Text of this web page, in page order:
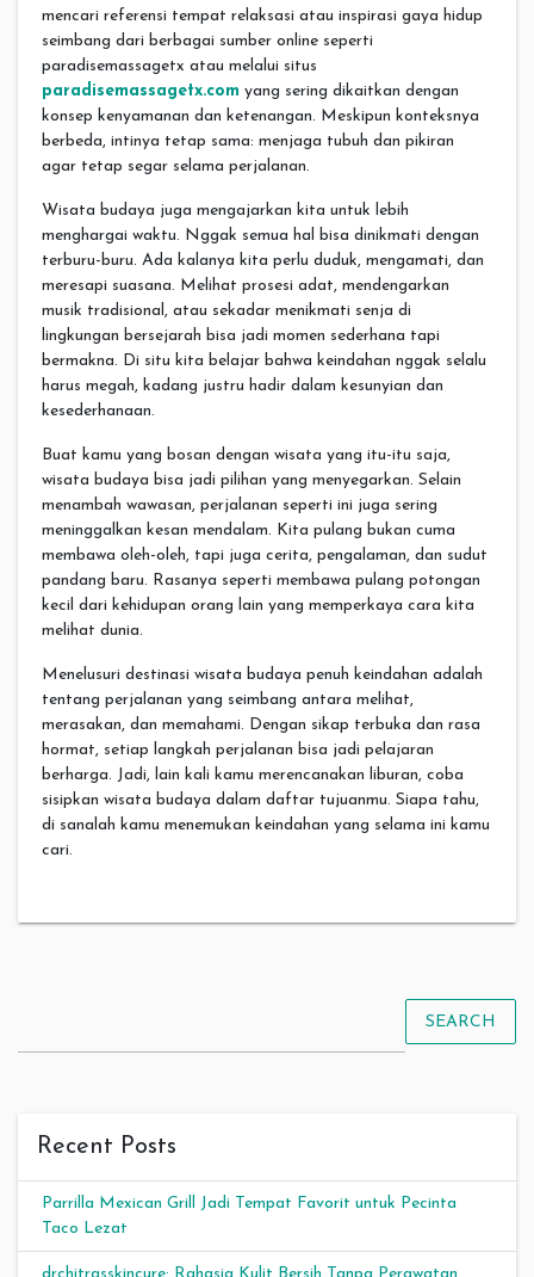
mencari referensi tempat relaksasi atau inspirasi gaya hidup
seimbang dari berbagai sumber online seperti
paradisemassagetx atau melalui situs
paradisemassagetx.com yang sering dikaitkan dengan
konsep kenyamanan dan ketenangan. Meskipun konteksnya
berbeda, intinya tetap sama: menjaga tubuh dan pikiran
agar tetap segar selama perjalanan.
Wisata budaya juga mengajarkan kita untuk lebih
menghargai waktu. Nggak semua hal bisa dinikmati dengan
terburu-buru. Ada kalanya kita perlu duduk, mengamati, dan
meresapi suasana. Melihat prosesi adat, mendengarkan
musik tradisional, atau sekadar menikmati senja di
lingkungan bersejarah bisa jadi momen sederhana tapi
bermakna. Di situ kita belajar bahwa keindahan nggak selalu
harus megah, kadang justru hadir dalam kesunyian dan
kesederhanaan.
Buat kamu yang bosan dengan wisata yang itu-itu saja,
wisata budaya bisa jadi pilihan yang menyegarkan. Selain
menambah wawasan, perjalanan seperti ini juga sering
meninggalkan kesan mendalam. Kita pulang bukan cuma
membawa oleh-oleh, tapi juga cerita, pengalaman, dan sudut
pandang baru. Rasanya seperti membawa pulang potongan
kecil dari kehidupan orang lain yang memperkaya cara kita
melihat dunia.
Menelusuri destinasi wisata budaya penuh keindahan adalah
tentang perjalanan yang seimbang antara melihat,
merasakan, dan memahami. Dengan sikap terbuka dan rasa
hormat, setiap langkah perjalanan bisa jadi pelajaran
berharga. Jadi, lain kali kamu merencanakan liburan, coba
sisipkan wisata budaya dalam daftar tujuanmu. Siapa tahu,
di sanalah kamu menemukan keindahan yang selama ini kamu
cari.
SEARCH
Recent Posts
Parrilla Mexican Grill Jadi Tempat Favorit untuk Pecinta
Taco Lezat